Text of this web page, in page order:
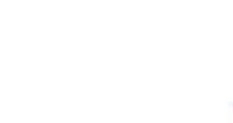
Constructores de Málaga,
años al sector de la
constituido el Ministerio de